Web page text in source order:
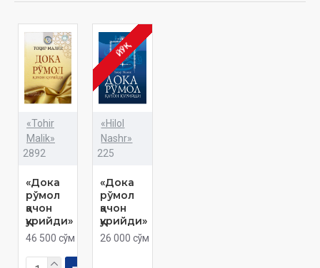
«Tohir
Malik»
2892
«Дока
рўмол
қачон
қурийди»
46 500 сўм
ЙЎҚ
«Hilol
Nashr»
225
«Дока
рўмол
қачон
қурийди»
26 000 сўм